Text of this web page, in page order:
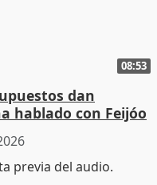
08:53
dan
hablado con Feijóo